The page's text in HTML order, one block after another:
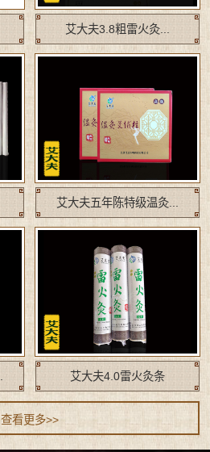
艾大夫3.8粗雷火灸...
艾大夫五年陈特级温灸...
艾大夫4.0雷火灸条
查看更多>>